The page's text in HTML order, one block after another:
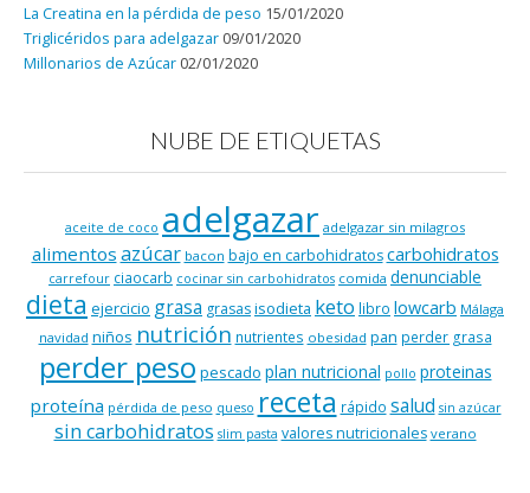
La Creatina en la pérdida de peso 15/01/2020
Triglicéridos para adelgazar 09/01/2020
Millonarios de Azúcar 02/01/2020
NUBE DE ETIQUETAS
aceite de coco adelgazar adelgazar sin milagros
alimentos azúcar bacon bajo en carbohidratos carbohidratos
carrefour ciaocarb cocinar sin carbohidratos comida denunciable
dieta ejercicio grasa grasasisodieta keto libro lowcarb Málaga
navidad niños nutrición nutrientes obesidad pan perder grasa
perder peso pescado plan nutricional pollo proteinas
proteína pérdida de peso queso receta rápido salud sin azúcar
sin carbohidratos slim pasta valores nutricionales verano